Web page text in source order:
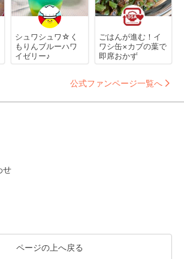
シュワシュワ☆く
もりんブルーハワ
イゼリー♪
ごはんが進む！イ
ワシ缶×カブの葉で
即席おかず
公式ファンページ一覧へ
せ
ページの上へ戻る